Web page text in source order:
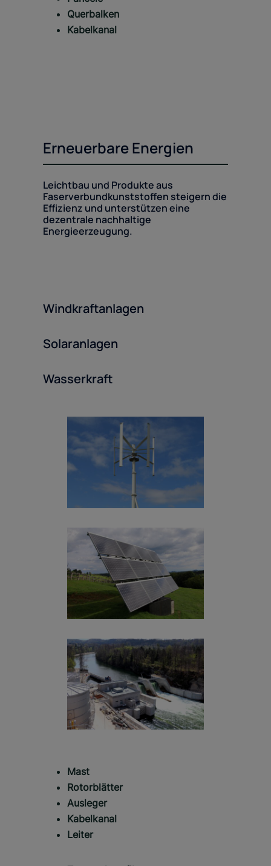
Querbalken
Kabelkanal
Erneuerbare Energien
Leichtbau und Produkte aus
Faserverbundkunststoffen steigern die
Effizienz und unterstützen eine
dezentrale nachhaltige
Energieerzeugung.
Windkraftanlagen
Solaranlagen
Wasserkraft
Mast
Rotorblätter
Ausleger
Kabelkanal
Leiter